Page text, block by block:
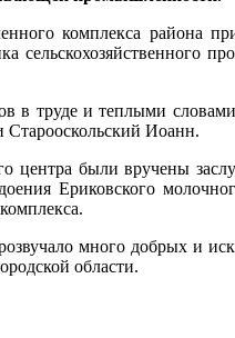
комплекса района
сельскохозяйственного
труде и теплыми словами
Иоанн.
центра были вручены
Ериковского
много добрых и
области.